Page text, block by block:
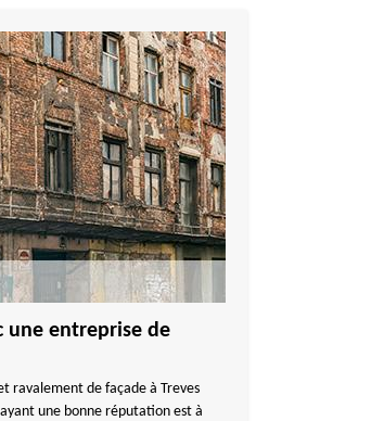
une entreprise de
ravalement de façade à Treves
ayant une bonne réputation est à